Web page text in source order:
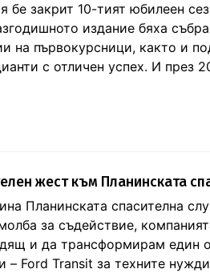
закрит 10-тият юбилеен
издание бяха
на първокурсници, както и
с отличен успех. И през
жест към Планинската
Планинската спасителна
за съдействие,
и да трансформирам един
– Ford Transit за техните